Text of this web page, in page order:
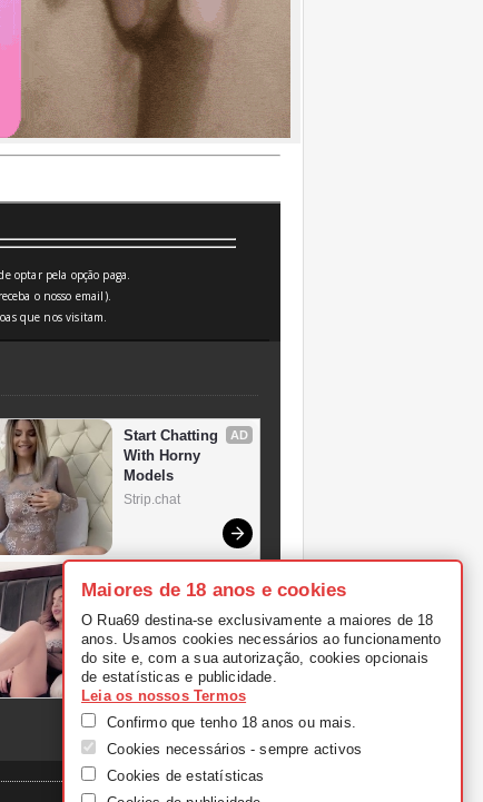
optar pela opção paga.
o nosso email).
que nos visitam.
Maiores de 18 anos e cookies
O Rua69 destina-se exclusivamente a maiores de 18
anos. Usamos cookies necessários ao funcionamento
do site e, com a sua autorização, cookies opcionais
de estatísticas e publicidade.
Leia os nossos Termos
Confirmo que tenho 18 anos ou mais.
Cookies necessários - sempre activos
Cookies de estatísticas